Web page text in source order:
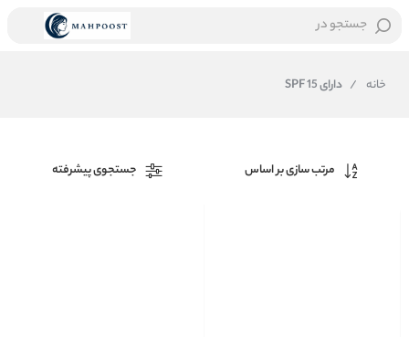
جستجو در
خانه / دارای SPF 15
مرتب سازی بر اساس جستجوی پیشرفته